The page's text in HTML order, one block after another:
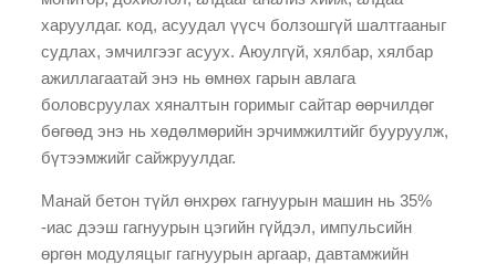
харуулдаг. код, асуудал үүсч болзошгүй шалтгааныг
судлах, эмчилгээг асуух. Аюулгүй, хялбар, хялбар
ажиллагаатай энэ нь өмнөх гарын авлага
боловсруулах хяналтын горимыг сайтар өөрчилдөг
бөгөөд энэ нь хөдөлмөрийн эрчимжилтийг бууруулж,
бүтээмжийг сайжруулдаг.
Манай бетон түйл өнхрөх гагнуурын машин нь 35%
-иас дээш гагнуурын цэгийн гүйдэл, импульсийн
өргөн модуляцыг гагнуурын аргаар, давтамжийн